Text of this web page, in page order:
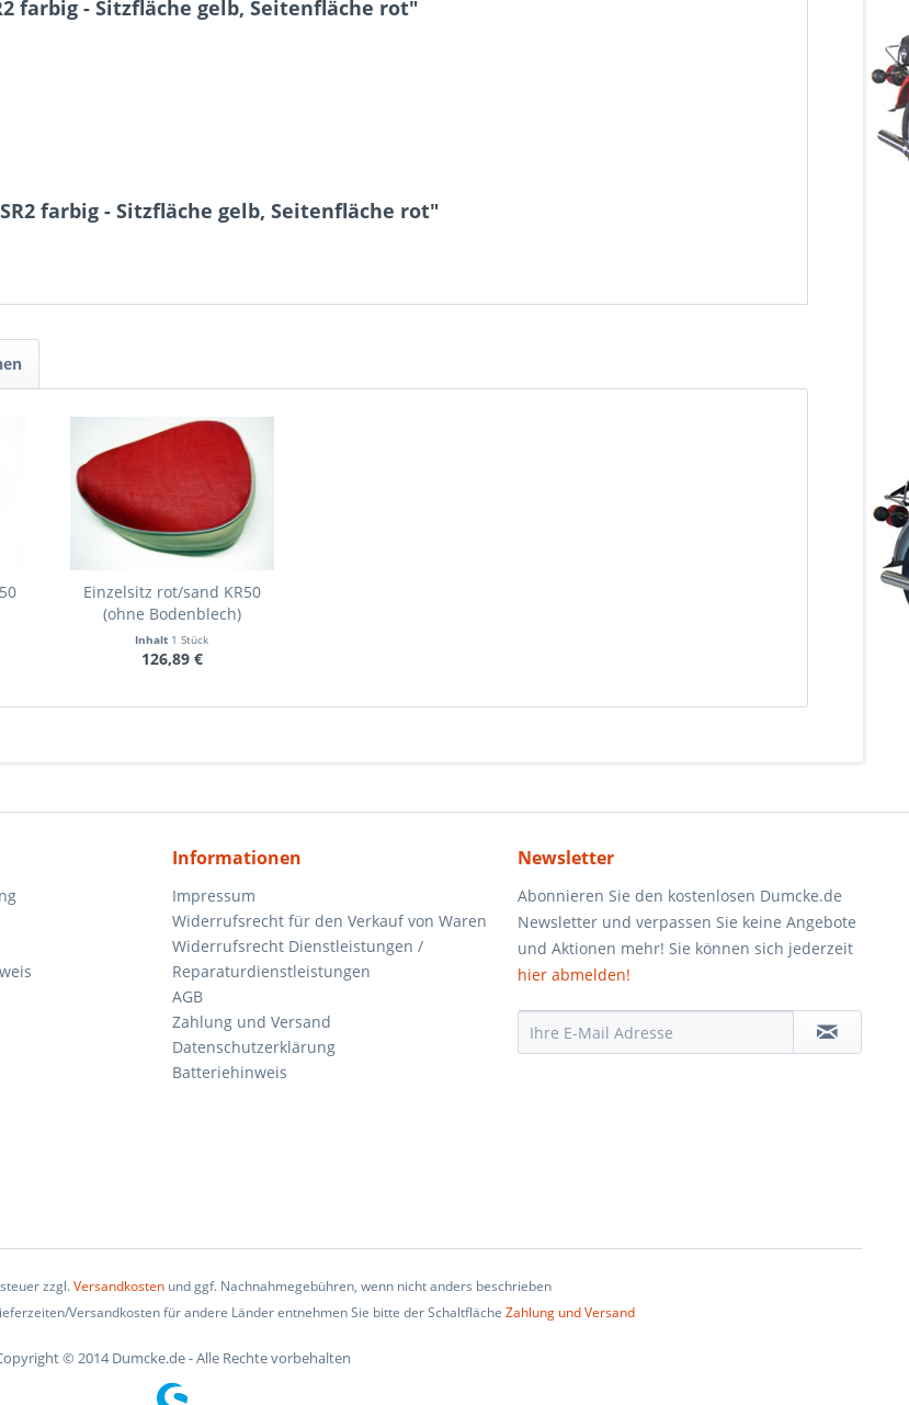
farbig - Sitzfläche gelb, Seitenfläche rot"
farbig - Sitzfläche gelb, Seitenfläche rot"
Einzelsitz rot/sand KR50
(ohne Bodenblech)
Inhalt 1 Stück
126,89 €
Informationen
Impressum
Widerrufsrecht für den Verkauf von Waren
Widerrufsrecht Dienstleistungen /
Reparaturdienstleistungen
AGB
Zahlung und Versand
Datenschutzerklärung
Batteriehinweis
Newsletter
Abonnieren Sie den kostenlosen Dumcke.de
Newsletter und verpassen Sie keine Angebote
und Aktionen mehr! Sie können sich jederzeit
hier abmelden!
zzgl.Versandkostenund ggf. Nachnahmegebühren, wenn nicht anders beschrieben
Versandkosten für andere Länder entnehmen Sie bitte der Schaltfläche Zahlung und Versand
© 2014 Dumcke.de - Alle Rechte vorbehalten